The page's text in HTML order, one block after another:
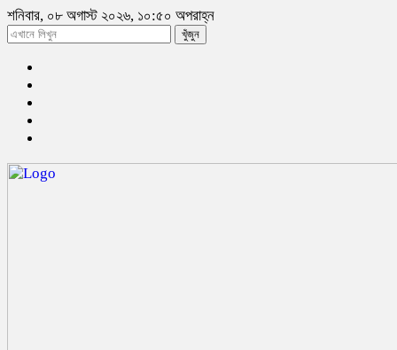
শনিবার, ০৮ অগাস্ট ২০২৬, ১০:৫০ অপরাহ্ন
খুঁজুন